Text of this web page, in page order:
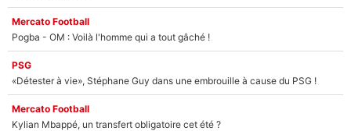
Mercato Football
Pogba - OM : Voilà l'homme qui a tout gâché !
PSG
«Détester à vie», Stéphane Guy dans une embrouille à cause du PSG !
Mercato Football
Kylian Mbappé, un transfert obligatoire cet été ?